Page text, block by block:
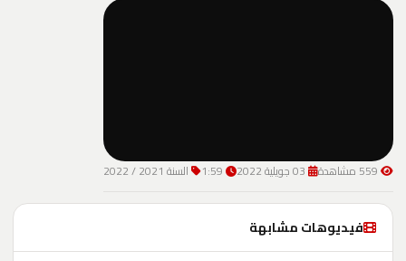
السنة 2021 / 2022
فيديوهات مشابهة